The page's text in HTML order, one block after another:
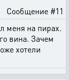
Сообщение #11
меня на пирах.
вина. Зачем
хотели